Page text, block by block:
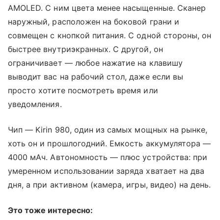
AMOLED. С ним цвета менее насыщенные. Сканер
наружный, расположен на боковой грани и
совмещен с кнопкой питания. С одной стороны, он
быстрее внутриэкранных. С другой, он
ограничивает — любое нажатие на клавишу
выводит вас на рабочий стол, даже если вы
просто хотите посмотреть время или
уведомления.
Чип — Kirin 980, один из самых мощных на рынке,
хоть он и прошлогодний. Емкость аккумулятора —
4000 мАч. Автономность — плюс устройства: при
умеренном использовании заряда хватает на два
дня, а при активном (камера, игры, видео) на день.
Это тоже интересно: